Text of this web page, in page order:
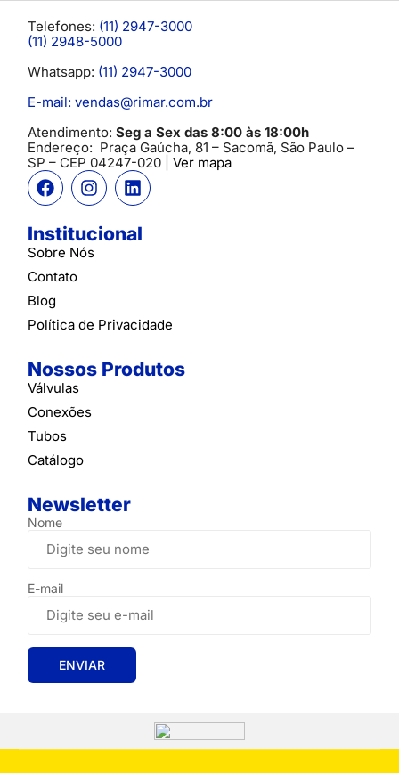
Telefones: (11) 2947-3000
(11) 2948-5000
Whatsapp: (11) 2947-3000
E-mail: vendas@rimar.com.br
Atendimento: Seg a Sex das 8:00 às 18:00h
Endereço: Praça Gaúcha, 81 – Sacomã, São Paulo –
SP – CEP 04247-020 | Ver mapa
Institucional
Sobre Nós
Contato
Blog
Política de Privacidade
Nossos Produtos
Válvulas
Conexões
Tubos
Catálogo
Newsletter
Nome
E-mail